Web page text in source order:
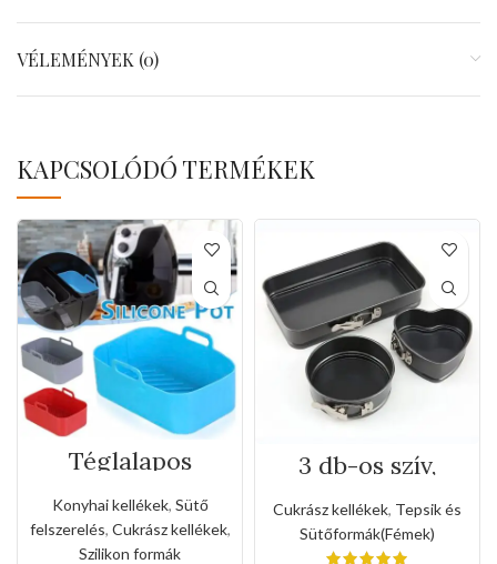
VÉLEMÉNYEK (0)
KAPCSOLÓDÓ TERMÉKEK
Téglalapos
szilikon forma
forró levegős
sütőhöz
Konyhai kellékek, Sütő
felszerelés, Cukrász kellékek,
Szilikon formák
3 db-os szív,
kerek, téglalap
alakú
tepsikészlet
(Csatzárral )
Cukrász kellékek, Tepsik és
Sütőformák(Fémek)